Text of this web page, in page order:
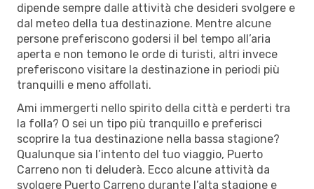
dipende sempre dalle attività che desideri svolgere e
dal meteo della tua destinazione. Mentre alcune
persone preferiscono godersi il bel tempo all’aria
aperta e non temono le orde di turisti, altri invece
preferiscono visitare la destinazione in periodi più
tranquilli e meno affollati.
Ami immergerti nello spirito della città e perderti tra
la folla? O sei un tipo più tranquillo e preferisci
scoprire la tua destinazione nella bassa stagione?
Qualunque sia l’intento del tuo viaggio, Puerto
Carreno non ti deluderà. Ecco alcune attività da
svolgere Puerto Carreno durante l’alta stagione e